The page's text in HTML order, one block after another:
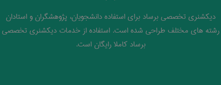
دیکشنری تخصصی برساد برای استفاده دانشجویان، پژوهشگران و استادان
رشته های مختلف طراحی شده است. استفاده از خدمات دیکشنری تخصصی
برساد کاملا رایگان است.